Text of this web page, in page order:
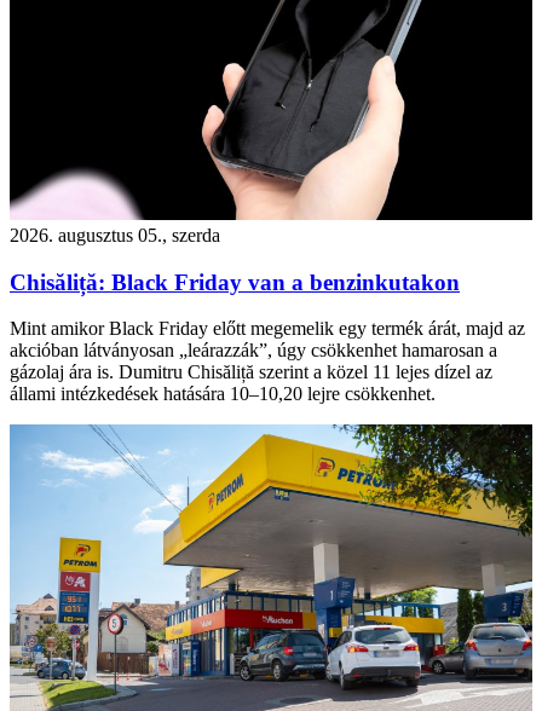
2026. augusztus 05., szerda
Chisăliță: Black Friday van a benzinkutakon
Mint amikor Black Friday előtt megemelik egy termék árát, majd az
akcióban látványosan „leárazzák”, úgy csökkenhet hamarosan a
gázolaj ára is. Dumitru Chisăliță szerint a közel 11 lejes dízel az
állami intézkedések hatására 10–10,20 lejre csökkenhet.